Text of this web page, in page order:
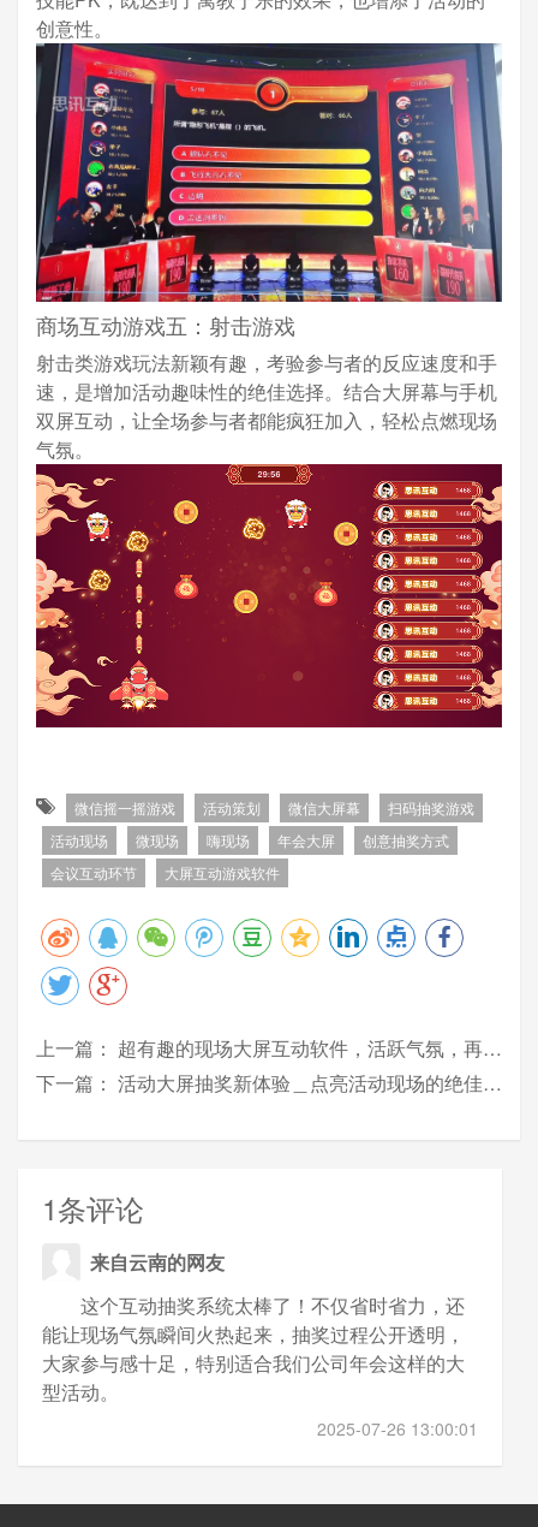
创意性。
商场互动游戏五：射击游戏
射击类游戏玩法新颖有趣，考验参与者的反应速度和手
速，是增加活动趣味性的绝佳选择。结合大屏幕与手机
双屏互动，让全场参与者都能疯狂加入，轻松点燃现场
气氛。
微信摇一摇游戏 活动策划 微信大屏幕
扫码抽奖游戏
活动现场
微现场 嗨现场 年会大屏
创意抽奖方式
会议互动环节
大屏互动游戏软件
上一篇： 超有趣的现场大屏互动软件，活跃气氛，再也不愁做活动冷场了
下一篇： 活动大屏抽奖新体验＿点亮活动现场的绝佳互动工具推荐
1条评论
来自云南的网友
这个互动抽奖系统太棒了！不仅省时省力，还
能让现场气氛瞬间火热起来，抽奖过程公开透明，
大家参与感十足，特别适合我们公司年会这样的大
型活动。
2025-07-26 13:00:01